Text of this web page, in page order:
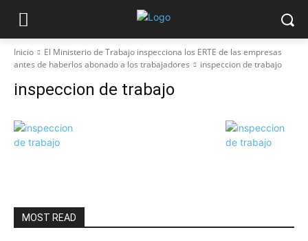
Inicio
El Ministerio de Trabajo inspecciona los ERTE de las empresas
antes de haberlos abonado a los trabajadores
inspeccion de trabajo
inspeccion de trabajo
MOST READ